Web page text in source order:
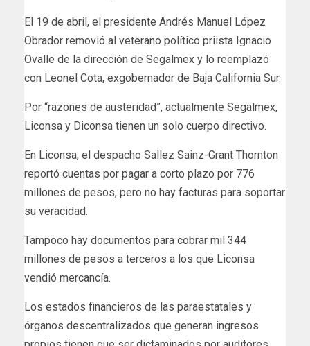
El 19 de abril, el presidente Andrés Manuel López
Obrador removió al veterano político priista Ignacio
Ovalle de la dirección de Segalmex y lo reemplazó
con Leonel Cota, exgobernador de Baja California Sur.
Por “razones de austeridad”, actualmente Segalmex,
Liconsa y Diconsa tienen un solo cuerpo directivo.
En Liconsa, el despacho Sallez Sainz-Grant Thornton
reportó cuentas por pagar a corto plazo por 776
millones de pesos, pero no hay facturas para soportar
su veracidad.
Tampoco hay documentos para cobrar mil 344
millones de pesos a terceros a los que Liconsa
vendió mercancía.
Los estados financieros de las paraestatales y
órganos descentralizados que generan ingresos